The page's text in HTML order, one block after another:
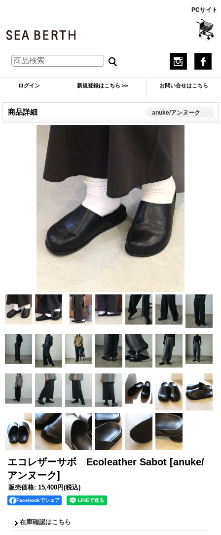
PCサイト
ログイン 新規登録はこちら >> お問い合せはこちら
商品詳細 anuke/アンヌーク
エコレザーサボ Ecoleather Sabot [anuke/
アンヌーク]
販売価格: 15,400円(税込)
Facebookでシェア
在庫確認はこちら